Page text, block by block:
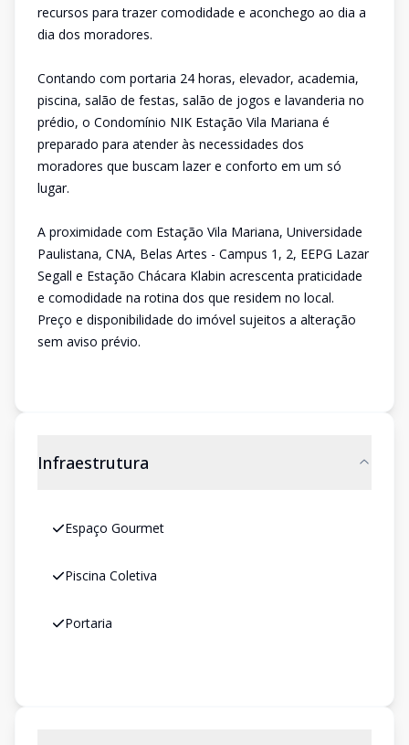
recursos para trazer comodidade e aconchego ao dia a
dia dos moradores.
Contando com portaria 24 horas, elevador, academia,
piscina, salão de festas, salão de jogos e lavanderia no
prédio, o Condomínio NIK Estação Vila Mariana é
preparado para atender às necessidades dos
moradores que buscam lazer e conforto em um só
lugar.
A proximidade com Estação Vila Mariana, Universidade
Paulistana, CNA, Belas Artes - Campus 1, 2, EEPG Lazar
Segall e Estação Chácara Klabin acrescenta praticidade
e comodidade na rotina dos que residem no local.
Preço e disponibilidade do imóvel sujeitos a alteração
sem aviso prévio.
Infraestrutura
Espaço Gourmet
Piscina Coletiva
Portaria